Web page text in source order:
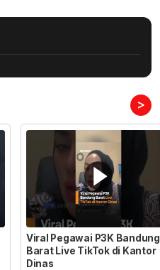
>
Viral Pegawai P3K Bandung
Barat Live TikTok di Kantor
Dinas